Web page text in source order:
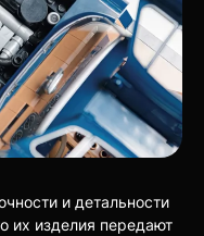
и детальности
их изделия передают